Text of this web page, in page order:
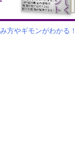
方やギモンがわかる！